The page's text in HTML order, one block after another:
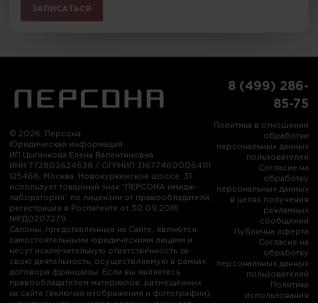
ЗАПИСАТЬСЯ
© 2026, Персона
Юридическая информация:
ИП Цыганкова Елена Валентиновна
ИНН 772803624638 / ОГРНИП 316774600064111
125466, Москва, Новокуркинское шоссе, 31
использует товарный знак “ПЕРСОНА имидж-
лаборатория” по лицензии от правообладателя,
регистрация в Роспатенте от 30.09.2016
№РД0207279
Салоны, представленные на Сайте, являются
самостоятельными юридическими лицами и
несут исключительную ответственность за
свою деятельность, осуществляемую в рамках
договора франшизы. Если вы являетесь
правообладателем материалов, размещённых
на сайте (включая изображения и фотографии),
8 (499) 286-
85-75
Политика в отношении
обработки
персональных данных
пользователей
Согласие на
обработку
персональных данных
в целях получения
рекламных
сообщений
Публична оферта
Согласие на
обработку
персональных данных
пользователей
Политика
использования